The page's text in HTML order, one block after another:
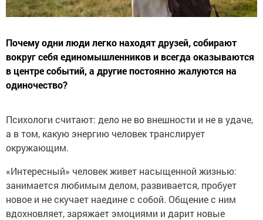
Почему одни люди легко находят друзей, собирают
вокруг себя единомышленников и всегда оказываются
в центре событий, а другие постоянно жалуются на
одиночество?
Психологи считают: дело не во внешности и не в удаче,
а в том, какую энергию человек транслирует
окружающим.
«Интересный» человек живет насыщенной жизнью:
занимается любимым делом, развивается, пробует
новое и не скучает наедине с собой. Общение с ним
вдохновляет, заряжает эмоциями и дарит новые